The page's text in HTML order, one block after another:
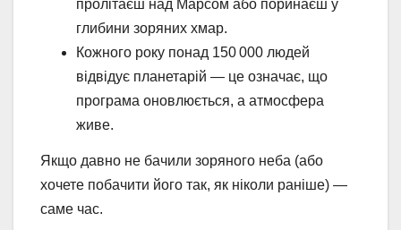
пролітаєш над Марсом або поринаєш у
глибини зоряних хмар.
Кожного року понад 150 000 людей
відвідує планетарій — це означає, що
програма оновлюється, а атмосфера
живе.
Якщо давно не бачили зоряного неба (або
хочете побачити його так, як ніколи раніше) —
саме час.